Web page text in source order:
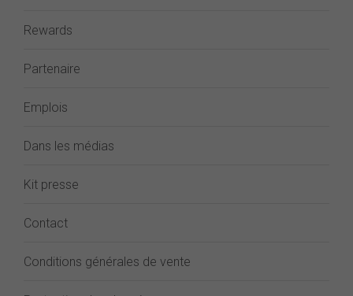
Rewards
Partenaire
Emplois
Dans les médias
Kit presse
Contact
Conditions générales de vente